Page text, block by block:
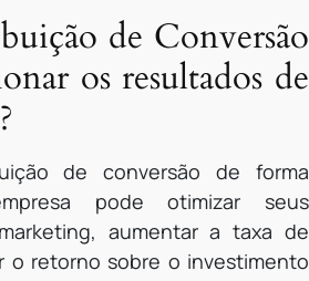
de Conversão
os resultados de
de conversão de forma
pode otimizar seus
aumentar a taxa de
o retorno sobre o investimento